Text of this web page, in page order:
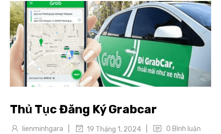
Thủ Tục Đăng Ký Grabcar
lienminhgara 19 Tháng 1, 2024 0 Bình luận